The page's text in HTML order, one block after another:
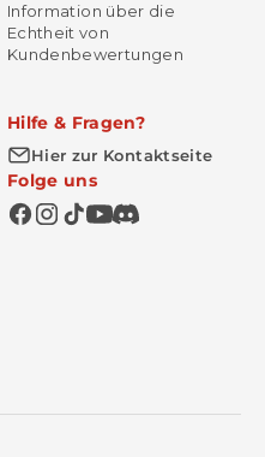
Information über die
Echtheit von
Kundenbewertungen
Hilfe & Fragen?
Hier zur Kontaktseite
Folge uns